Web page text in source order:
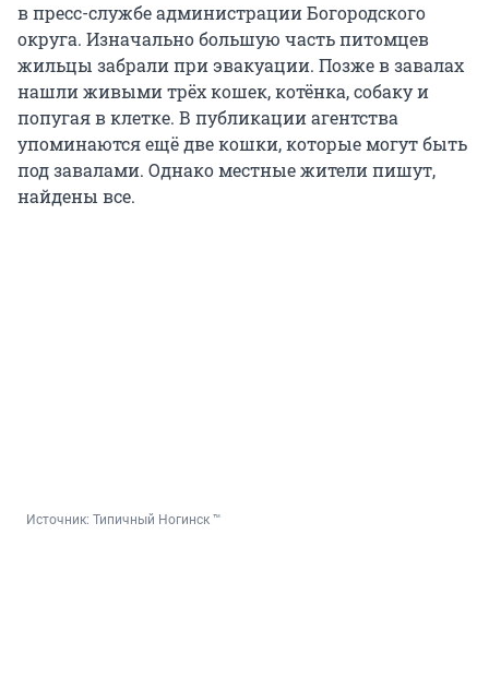
в пресс-службе администрации Богородского
округа. Изначально большую часть питомцев
жильцы забрали при эвакуации. Позже в завалах
нашли живыми трёх кошек, котёнка, собаку и
попугая в клетке. В публикации агентства
упоминаются ещё две кошки, которые могут быть
под завалами. Однако местные жители пишут,
найдены все.
Источник: Типичный Ногинск ™